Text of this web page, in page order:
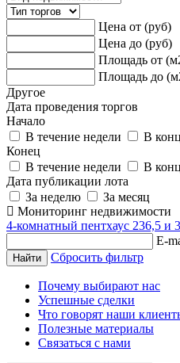
Цена от (руб)
Цена до (руб)
Площадь от
Площадь до
Другое
Дата проведения торгов
Начало
В течение недели
В
Конец
В течение недели
В
Дата публикации лота
За неделю
За месяц
Мониторинг недвижимости
4-комнатный пентхаус 236,5 и
E-
Сбросить фильтр
Почему выбирают нас
Успешные сделки
Что говорят наши
Полезные материалы
Связаться с нами